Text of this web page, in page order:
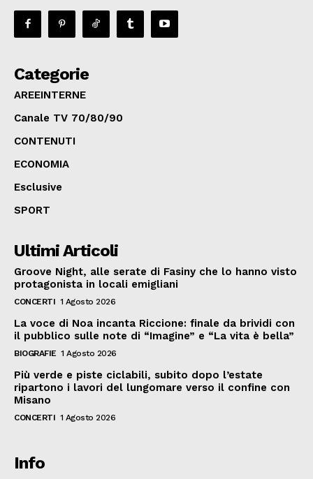
Categorie
AREEINTERNE
Canale TV 70/80/90
CONTENUTI
ECONOMIA
Esclusive
SPORT
Ultimi Articoli
Groove Night, alle serate di Fasiny che lo hanno visto
protagonista in locali emigliani
CONCERTI 1 Agosto 2026
La voce di Noa incanta Riccione: finale da brividi con
il pubblico sulle note di “Imagine” e “La vita è bella”
BIOGRAFIE 1 Agosto 2026
Più verde e piste ciclabili, subito dopo l’estate
ripartono i lavori del lungomare verso il confine con
Misano
CONCERTI 1 Agosto 2026
Info